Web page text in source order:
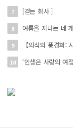
7 [걷는 회사 ]
8 여름을 지나는 네
9 【의식의 풍경화:
10 ‘인생은 사랑의 여